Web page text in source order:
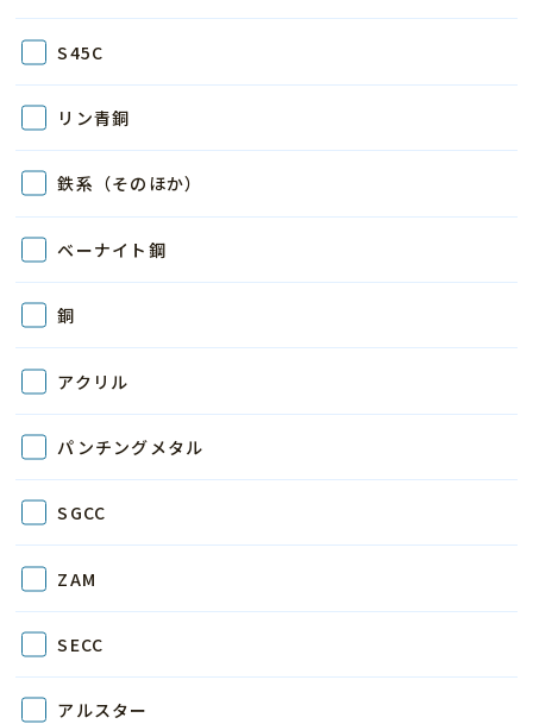
S45C
リン青銅
鉄系（そのほか）
ベーナイト鋼
銅
アクリル
パンチングメタル
SGCC
ZAM
SECC
アルスター